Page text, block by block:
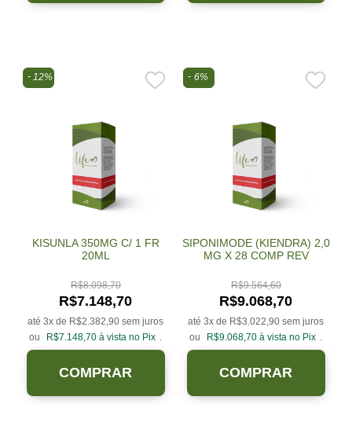
12%
KISUNLA 350MG C/ 1 FR
20ML
R$8.098,70
R$7.148,70
até 3x de R$2.382,90 sem juros
ou
R$7.148,70 à vista no Pix .
COMPRAR
6%
SIPONIMODE (KIENDRA) 2,0
MG X 28 COMP REV
R$9.564,60
R$9.068,70
até 3x de R$3.022,90 sem juros
ou
R$9.068,70 à vista no Pix .
COMPRAR